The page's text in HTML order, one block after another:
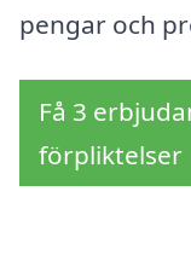
pengar och
Få 3
förpliktelser